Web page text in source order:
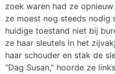
zoek waren had ze
ze moest nog steeds nodig
huidige toestand niet bij
ze haar sleutels in het
haar schouder en stak de
“Dag Susan,” hoorde ze